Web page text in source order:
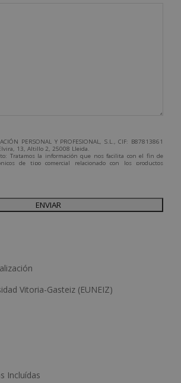
PERSONAL Y PROFESIONAL, S.L., CIF: B87813861
13, Altillo 2, 25008 Lleida.
Tratamos la información que nos facilita con el fin de
de tipo comercial relacionado con los productos
que fueran de su interés.
Consentimiento del interesado.
nuestra Política de Privacidad.
comercial (vía telefónica y/o email):
Vitoria-Gasteiz (EUNEIZ)
Incluídas